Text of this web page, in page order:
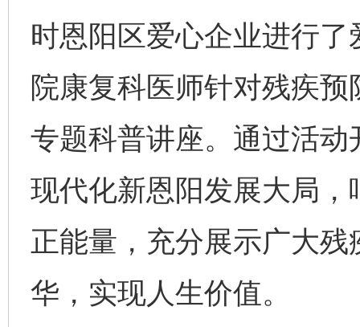
时恩阳区爱心企业进行
院康复科医师针对残疾
专题科普讲座。通过活
现代化新恩阳发展大局
正能量，充分展示广大
华，实现人生价值。